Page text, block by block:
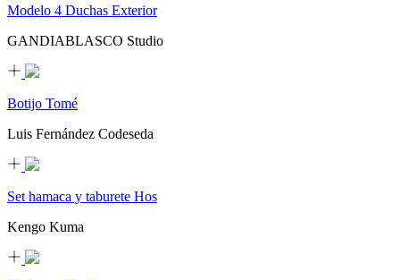
Modelo 4 Duchas Exterior
GANDIABLASCO Studio
Botijo Tomé
Luis Fernández Codeseda
Set hamaca y taburete Hos
Kengo Kuma